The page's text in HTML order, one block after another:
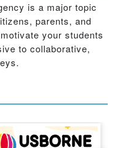
is a major topic
parents, and
your students
to collaborative,